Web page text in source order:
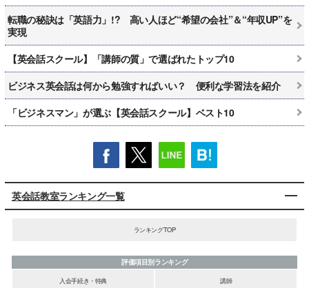
転職の秘訣は「英語力」!? 高い人ほど“希望の会社”＆“年収UP”を
実現
【英会話スクール】「講師の質」で選ばれたトップ10
ビジネス英会話は何から勉強すればいい？ 便利な学習法を紹介
「ビジネスマン」が選ぶ【英会話スクール】ベスト10
英会話教室ランキング一覧
ランキングTOP
評価項目別ランキング
入会手続き・特典
講師